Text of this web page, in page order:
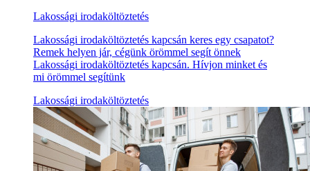
Lakossági irodaköltöztetés
Lakossági irodaköltöztetés kapcsán keres egy csapatot?
Remek helyen jár, cégünk örömmel segít önnek
Lakossági irodaköltöztetés kapcsán. Hívjon minket és
mi örömmel segítünk
Lakossági irodaköltöztetés